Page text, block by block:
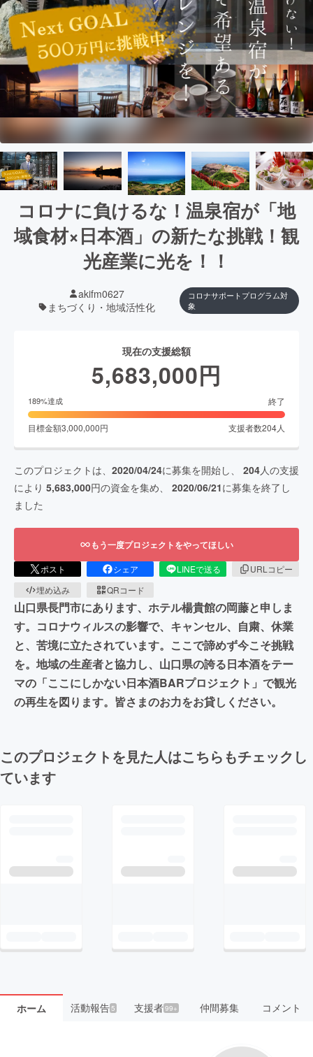
コロナに負けるな！温泉宿が「地
域食材×日本酒」の新たな挑戦！観
光産業に光を！！
akifm0627
まちづくり・地域活性化
コロナサポートプログラム対
象
現在の支援総額
5,683,000円
189%達成 終了
目標金額3,000,000円 支援者数204人
このプロジェクトは、 2020/04/24に募集を開始し、 204人の支援
により 5,683,000円の資金を集め、 2020/06/21に募集を終了し
ました
もう一度プロジェクトをやってほしい
ポスト シェア LINEで送る
URLコピー
埋め込み
QRコード
山口県長門市にあります、ホテル楊貴館の岡藤と申しま
す。コロナウィルスの影響で、キャンセル、自粛、休業
と、苦境に立たされています。ここで諦めず今こそ挑戦
を。地域の生産者と協力し、山口県の誇る日本酒をテー
マの「ここにしかない日本酒BARプロジェクト」で観光
の再生を図ります。皆さまのお力をお貸しください。
このプロジェクトを見た人はこちらもチェックし
ています
ホーム 活動報告5 支援者99+ 仲間募集 コメント